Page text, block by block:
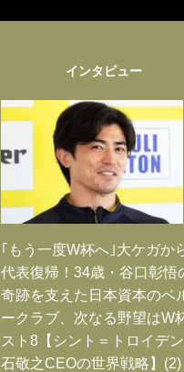
インタビュー
｢もう一度W杯へ｣大ケガか
代表復帰！34歳・谷口彰悟
奇跡を支えた日本資本のベ
ークラブ、次なる野望はW
スト8【シント＝トロイデ
石敬之CEOの世界戦略】(2)